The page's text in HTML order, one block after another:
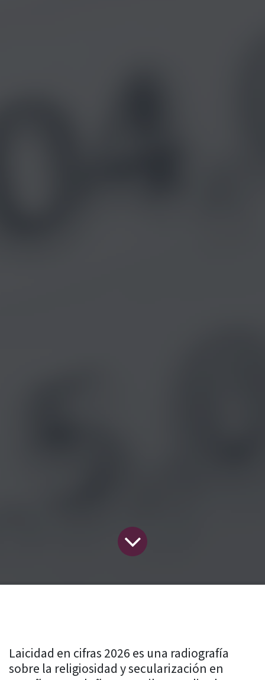
Laicidad en cifras 2026 es una radiografía
sobre la religiosidadysecularización en